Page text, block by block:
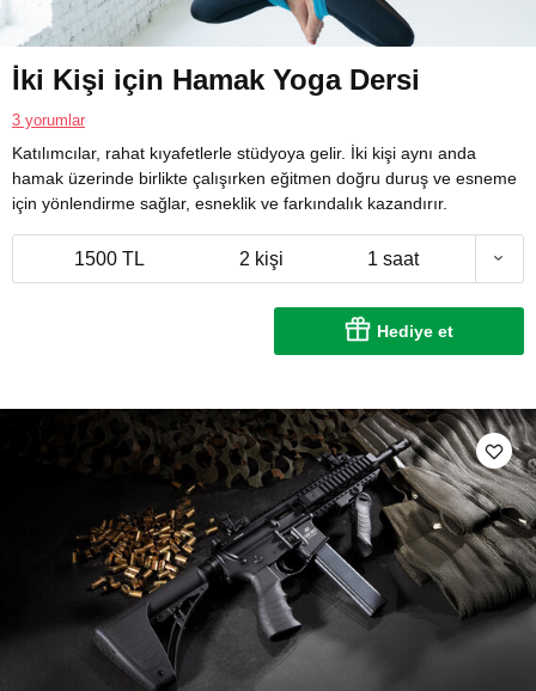
İki Kişi için Hamak Yoga Dersi
3 yorumlar
Katılımcılar, rahat kıyafetlerle stüdyoya gelir. İki kişi aynı anda
hamak üzerinde birlikte çalışırken eğitmen doğru duruş ve esneme
için yönlendirme sağlar, esneklik ve farkındalık kazandırır.
1500 TL 2 kişi 1 saat
Hediye et